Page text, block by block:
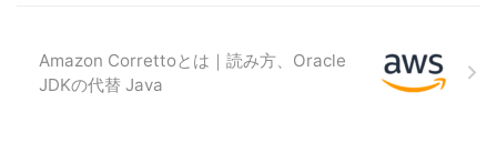
Amazon Correttoとは｜読み方、Oracle
JDKの代替 Java